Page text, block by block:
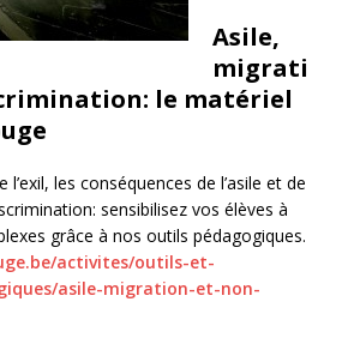
Asile,
migrati
le matériel
les conséquences de l’asile et de
sensibilisez vos élèves à
grâce à nos outils pédagogiques.
activites/outils-et-
asile-migration-et-non-